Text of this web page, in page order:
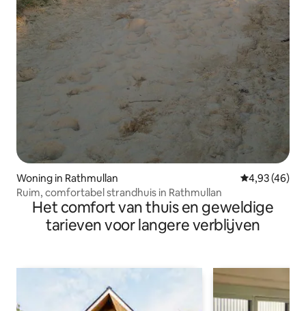
Woning in Rathmullan Gemiddelde
4,93 (46)
Ruim, comfortabel strandhuis in Rathmullan
Het comfort van thuis en geweldige
tarieven voor langere verblijven